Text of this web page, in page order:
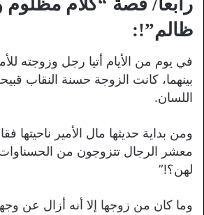
ظالم”!:
في يوم من الأيام أتيا رجل وزوجته
بينهما، كانت الزوجة حسنة النقاب
اللسان.
ومن بداية حديثها مال الأمير ناحيتها
معشر الرجال تتزوجون من
لهن؟!”
وما كان من زوجها إلا أنه أزال عن